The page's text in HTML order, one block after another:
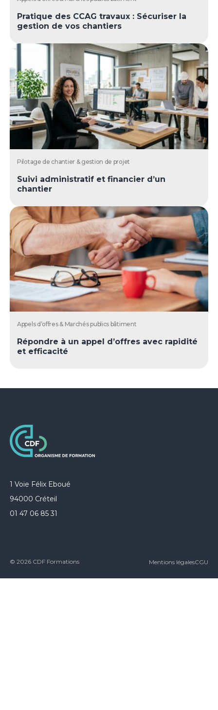
Pratique des CCAG travaux : Sécuriser la
gestion de vos chantiers
Pilotage de chantier & gestion de projet
Suivi administratif et financier d’un
chantier
Appels d’offres & Marchés publics bâtiment
Répondre à un appel d’offres avec rapidité
et efficacité
1 Voie Félix Eboué
94000 Créteil
01 47 06 85 31
© 2026 CDF Formations Mentions légalesCGU